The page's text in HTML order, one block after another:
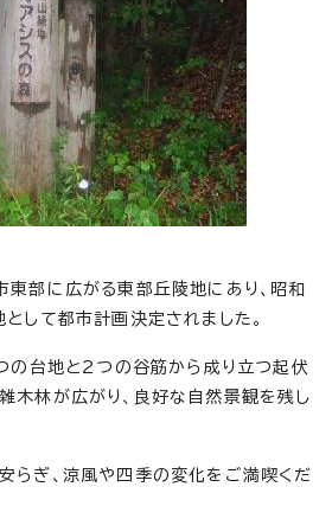
東部に広がる東部丘陵地にあり、昭和
して都市計画決定されました。
台地と2つの谷筋から成り立つ起伏
木林が広がり、良好な自然景観を残し
らぎ、涼風や四季の変化をご満喫くだ